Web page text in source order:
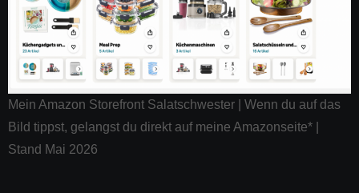
Mein Amazon Storefront Salatschwester | Wenn du auf das
Bild tippst, gelangst du direkt auf meine Amazonseite* |
Stand Mai 2026